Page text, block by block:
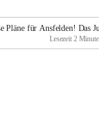
Pläne für Ansfelden! Das
Lesezeit 2